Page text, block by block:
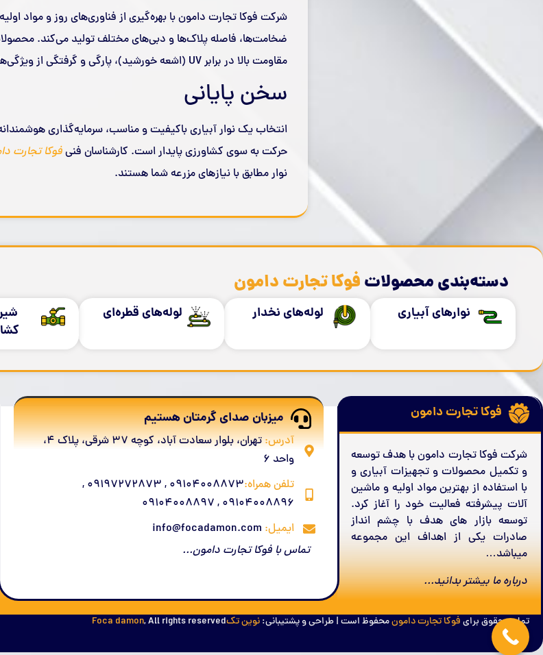
شرکت فوکا تجارت دامون با بهره‌گیری از فناوری‌های روز و مواد
ضخامت‌ها، فاصله پلاک‌ها و دبی‌های مختلف تولید می‌کند. محصولات
مقاومت بالا در برابر UV (اشعه خورشید)، پارگی و گرفتگی از ویژگی‌های بارز آن‌هاست.
سخن پایانی
انتخاب یک نوار آبیاری باکیفیت و مناسب، سرمایه‌گذاری
حرکت به سوی کشاورزی پایدار است. کارشناسان فنیفوکا تجارت
نوار مطابق با نیازهای مزرعه شما هستند.
دسته‌بندی محصولاتفوکا تجارت دامون
نوارهای آبیاری لوله‌های نخدار لوله‌های قطره‌ای
فوکا تجارت دامون
شرکت فوکا تجارت دامون با هدف توسعه
و تکمیل محصولات وتجهیزات آبیاریو
با استفاده از بهترین مواد اولیه و ماشین
آلات پیشرفته فعالیت خود را آغاز کرد.
توسعه بازار های هدف با چشم انداز
صادرات یکی از اهداف این مجموعه
میباشد…
درباره ما بیشتر بدانید...
میزبان صدای گرمتان هستیم
آدرس:
تهران، بلوار سعادت آباد، کوچه 37 شرقی، پلاک 4،
واحد 6
تلفن همراه:
09104008873 , 09197272873 ,
09104008896 , 09104008897
ایمیل:
تماس با فوکا تجارت دامون...
تمامی حقوق برایفوکا تجارت دامونمحفوظ است | طراحی و پشتیبانی:نوین تک Foca damon, All rights reserved